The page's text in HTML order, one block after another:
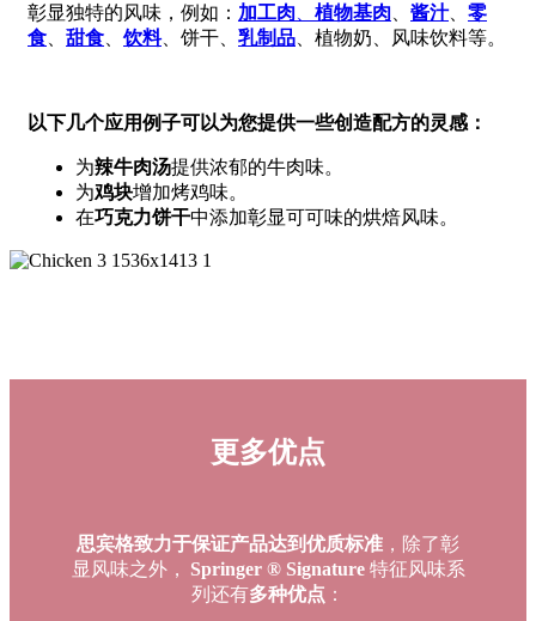
彰显独特的风味，例如： 加工肉 植物基肉 酱汁、 零
食
甜食 、饮料、饼干、 乳制品 、植物奶、风味饮料等。
以下几个应用例子可以为您提供一些创造配方的灵感：
为辣牛肉汤提供浓郁的牛肉味。
为鸡块增加烤鸡味。
在巧克力饼干中添加彰显可可味的烘焙风味。
更多优点
思宾格致力于保证产品达到优质标准 ，除了彰
显风味之外，
Springer ® Signature特征风味系
列还有多种优点 ：